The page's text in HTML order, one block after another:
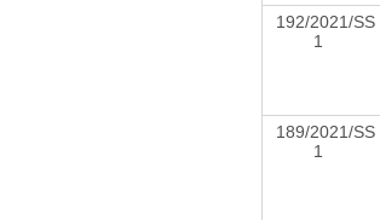
192/2021/SS
1
189/2021/SS
1